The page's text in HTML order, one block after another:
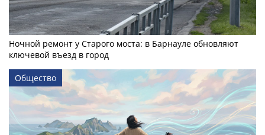
Ночной ремонт у Старого моста: в Барнауле обновляют
ключевой въезд в город
Общество